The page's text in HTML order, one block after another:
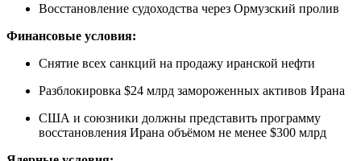
Восстановление судоходства через Ормузский пролив
Финансовые условия:
Снятие всех санкций на продажу иранской нефти
Разблокировка $24 млрд замороженных активов Ирана
США и союзники должны представить программу
восстановления Ирана объёмом не менее $300 млрд